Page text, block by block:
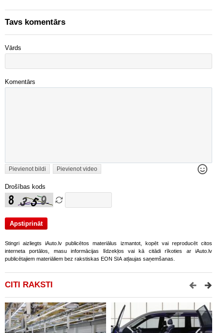
Tavs komentārs
Vārds
Komentārs
Pievienot bildi Pievienot video
Drošības kods
Stingri aizliegts iAuto.lv publicētos materiālus izmantot, kopēt vai reproducēt citos
interneta portālos, masu informācijas līdzekļos vai kā citādi rīkoties ar iAuto.lv
publicētajiem materiāliem bez rakstiskas EON SIA atļaujas saņemšanas.
CITI RAKSTI